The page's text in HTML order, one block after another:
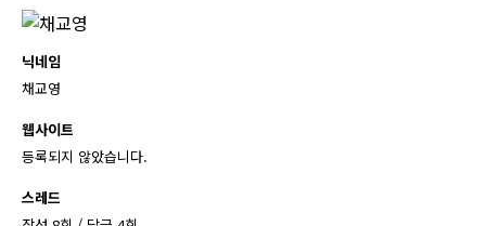
닉네임
채교영
웹사이트
등록되지 않았습니다.
스레드